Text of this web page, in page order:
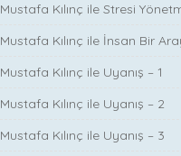
Mustafa Kılınç ile Stresi
Mustafa Kılınç ile İnsan Bir
Mustafa Kılınç ile Uyanış – 1
Mustafa Kılınç ile Uyanış – 2
Mustafa Kılınç ile Uyanış – 3